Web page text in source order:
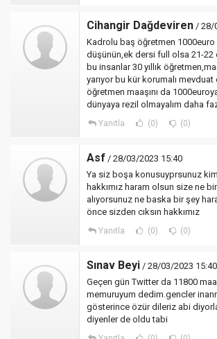
Cihangir Dağdeviren / 28/
Kadrolu baş öğretmen 1000euro
düşünün,ek dersi full olsa 21-22
bu insanlar 30 yıllık
yarıyor bu kür korumalı
öğretmen maaşını da
dünyaya rezil olmayalım daha
Yanıtla (0) (0)
Asf / 28/03/2023 15:40
Ya siz boşa konusuyprsunuz
hakkımız haram olsun size ne
alıyorsunuz ne baska bir şey
önce sizden cıksın hakkımız
Yanıtla (0) (0)
Sınav Beyi / 28/03/2023 15:40
Geçen gün Twitter da 11800
memuruyum dedim.gencler
gösterince özür dileriz abi
diyenler de oldu tabi